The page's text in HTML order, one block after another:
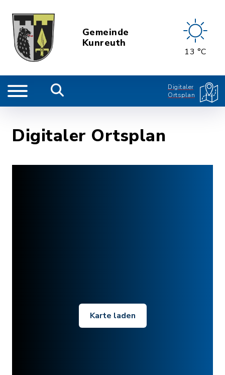
Gemeinde
Kunreuth
13 °C
Digitaler
Ortsplan
Digitaler Ortsplan
Karte laden